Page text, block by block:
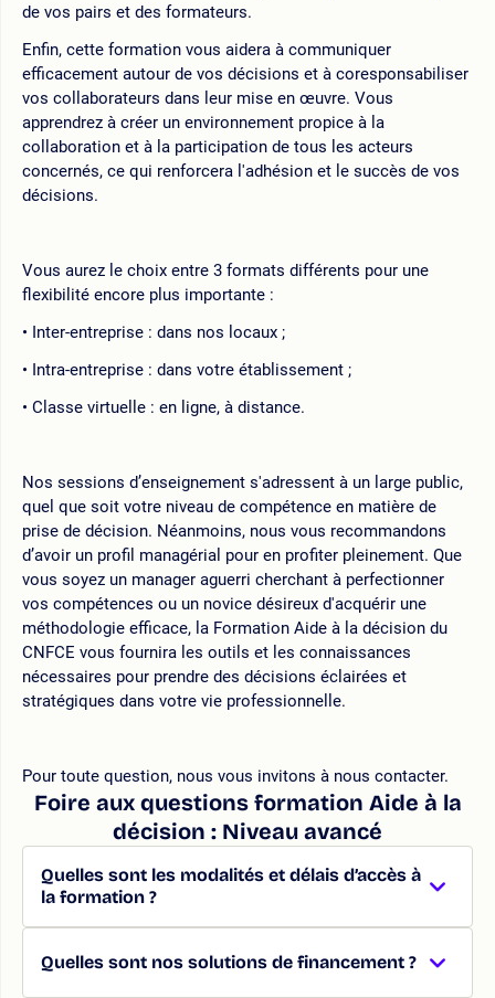
de vos pairs et des formateurs.
Enfin, cette formation vous aidera à communiquer
efficacement autour de vos décisions et à coresponsabiliser
vos collaborateurs dans leur mise en œuvre. Vous
apprendrez à créer un environnement propice à la
collaboration et à la participation de tous les acteurs
concernés, ce qui renforcera l'adhésion et le succès de vos
décisions.
Vous aurez le choix entre 3 formats différents pour une
flexibilité encore plus importante :
Inter-entreprise : dans nos locaux ;
Intra-entreprise : dans votre établissement ;
Classe virtuelle : en ligne, à distance.
Nos sessions d’enseignement s'adressent à un large public,
quel que soit votre niveau de compétence en matière de
prise de décision. Néanmoins, nous vous recommandons
d’avoir un profil managérial pour en profiter pleinement. Que
vous soyez un manager aguerri cherchant à perfectionner
vos compétences ou un novice désireux d'acquérir une
méthodologie efficace, la Formation Aide à la décision du
CNFCE vous fournira les outils et les connaissances
nécessaires pour prendre des décisions éclairées et
stratégiques dans votre vie professionnelle.
Pour toute question, nous vous invitons à nous contacter.
Foire aux questions formation Aide à la
décision : Niveau avancé
Quelles sont les modalités et délais d’accès à
la formation ?
Quelles sont nos solutions de financement ?